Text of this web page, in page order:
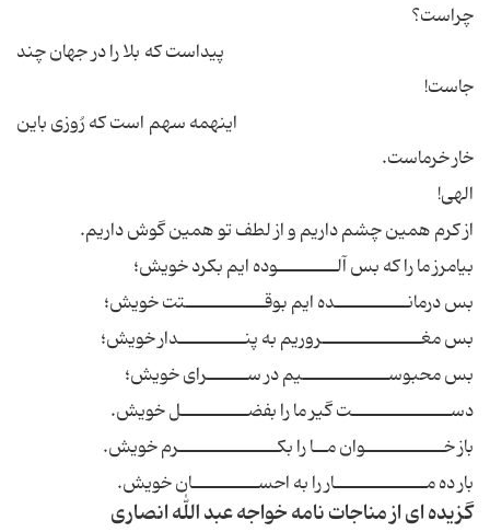
چراست؟
پیداست که بلا را در جهان چند
جاست!
اینهمه سهم است که رُوزی باین
خار خرماست.
الهی!
از کرم همین چشم داریم و از لطف تو همین گوش داریم.
بیامرز ما را که بس آلـــــــــوده ایم بکرد خویش؛
بس درمانـــــــــــده ایم بوقــــــــــــتت خویش؛
بس مغـــــــــــــــروریم به پنــــــــــدار خویش؛
بس محبوســـــــــــــیم در ســــــرای خویش؛
دســـــــــــــــت گیر ما را بفضــــــــــل خویش.
باز خــــــــــــوان مــا را بکـــــــــــــــرم خویش.
بار ده مــــــــــــــار را به احســــــــــان خویش.
گزیده ای از مناجات نامه خواجه عبد الله انصاری